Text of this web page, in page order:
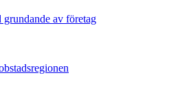
grundande av företag